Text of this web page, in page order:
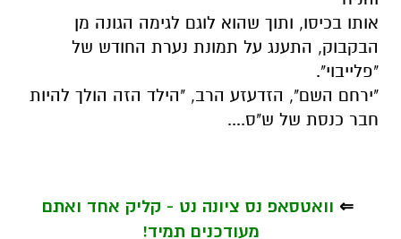
אותו בכיסו, ותוך שהוא לוגם לגימה הגונה מן
הבקבוק, התענג על תמונת נערת החודש של
"פלייבוי".
"ירחם השם", הזדעזע הרב, "הילד הזה הולך להיות
חבר כנסת של ש"ס....
⇐ וואטסאפ נס ציונה נט - קליק אחד ואתם
מעודכנים תמיד!